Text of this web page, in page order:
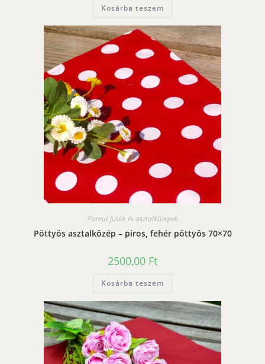
Kosárba teszem
Pamut futók és asztalközepek
Pöttyös asztalközép – piros, fehér pöttyös 70×70
2500,00 Ft
Kosárba teszem